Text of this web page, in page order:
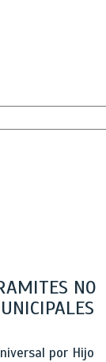
NO
por Hijo